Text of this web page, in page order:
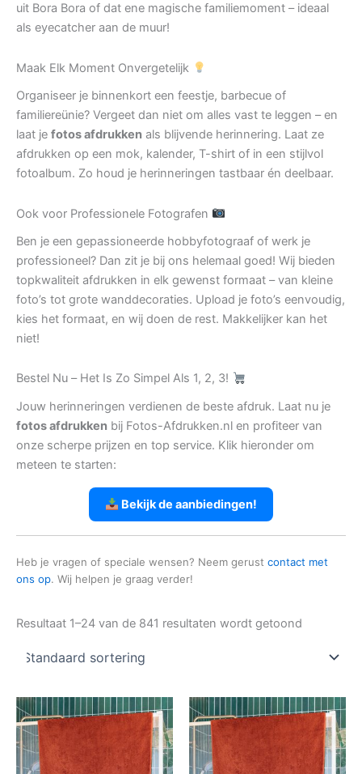
uit Bora Bora of dat ene magische familiemoment – ideaal
als eyecatcher aan de muur!
Maak Elk Moment Onvergetelijk
Organiseer je binnenkort een feestje, barbecue of
familiereünie? Vergeet dan niet om alles vast te leggen – en
laat je fotos afdrukken als blijvende herinnering. Laat ze
afdrukken op een mok, kalender, T-shirt of in een stijlvol
fotoalbum. Zo houd je herinneringen tastbaar én deelbaar.
Ook voor Professionele Fotografen
Ben je een gepassioneerde hobbyfotograaf of werk je
professioneel? Dan zit je bij ons helemaal goed! Wij bieden
topkwaliteit afdrukken in elk gewenst formaat – van kleine
foto’s tot grote wanddecoraties. Upload je foto’s eenvoudig,
kies het formaat, en wij doen de rest. Makkelijker kan het
niet!
Bestel Nu – Het Is Zo Simpel Als 1, 2, 3!
Jouw herinneringen verdienen de beste afdruk. Laat nu je
fotos afdrukken bij Fotos-Afdrukken.nl en profiteer van
onze scherpe prijzen en top service. Klik hieronder om
meteen te starten:
Bekijk de aanbiedingen!
Heb je vragen of speciale wensen? Neem gerust contact met
ons op. Wij helpen je graag verder!
Resultaat 1–24 van de 841 resultaten wordt getoond